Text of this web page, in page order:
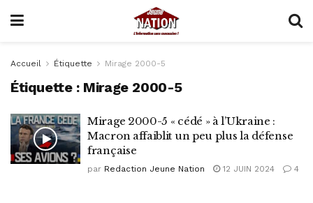
Accueil Étiquette Mirage 2000-5
Étiquette : Mirage 2000-5
Mirage 2000-5 « cédé » à l’Ukraine :
Macron affaiblit un peu plus la défense
française
par Redaction Jeune Nation 12 JUIN 2024 4